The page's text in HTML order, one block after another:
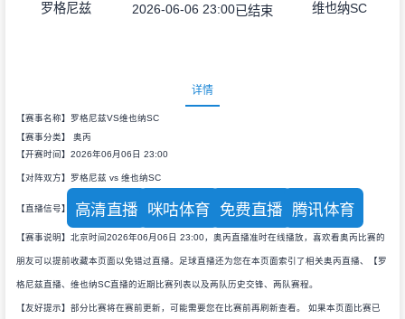
罗格尼兹 2026-06-06 23:00已结束 维也纳SC
详情
【赛事名称】罗格尼兹VS维也纳SC
【赛事分类】 奥丙
【开赛时间】2026年06月06日 23:00
【对阵双方】罗格尼兹 vs 维也纳SC
【直播信号】 高清直播 咪咕体育 免费直播 腾讯体育
【赛事说明】北京时间2026年06月06日 23:00，奥丙直播准时在线播放，喜欢看奥丙比赛的
朋友可以提前收藏本页面以免错过直播。足球直播还为您在本页面索引了相关奥丙直播、【罗
格尼兹直播、维也纳SC直播的近期比赛列表以及两队历史交锋、两队赛程。
【友好提示】部分比赛将在赛前更新，可能需要您在比赛前再刷新查看。 如果本页面比赛已